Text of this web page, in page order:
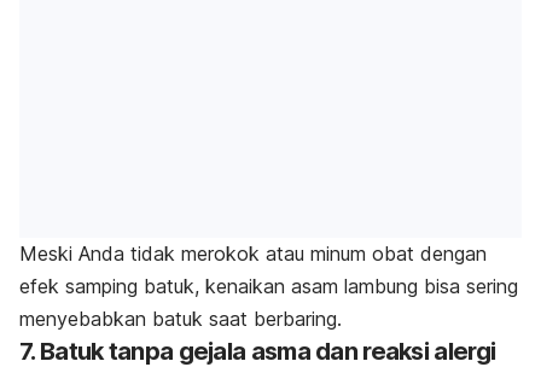
Meski Anda tidak merokok atau minum obat dengan
efek samping batuk, kenaikan asam lambung bisa sering
menyebabkan batuk saat berbaring.
7. Batuk tanpa gejala asma dan reaksi alergi